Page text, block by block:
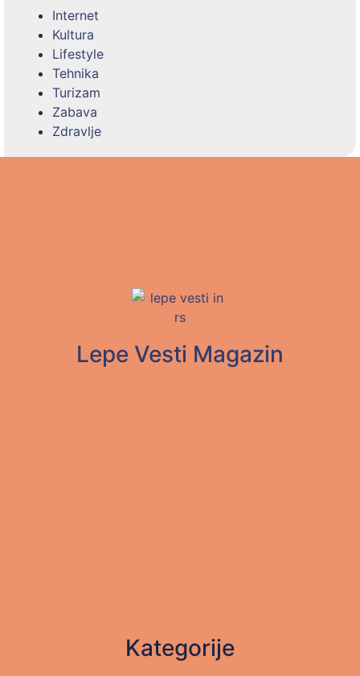
Internet
Kultura
Lifestyle
Tehnika
Turizam
Zabava
Zdravlje
Lepe Vesti Magazin
Kategorije